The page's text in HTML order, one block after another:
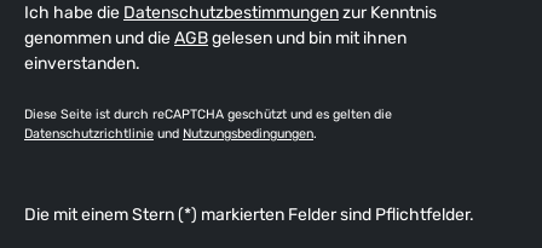
Ich habe die Datenschutzbestimmungenzur Kenntnis
genommen und dieAGBgelesen und bin mit ihnen
einverstanden.
Diese Seite ist durch reCAPTCHA geschützt und es gelten die
Datenschutzrichtlinie und Nutzungsbedingungen.
Die mit einem Stern (*) markierten Felder sind Pflichtfelder.